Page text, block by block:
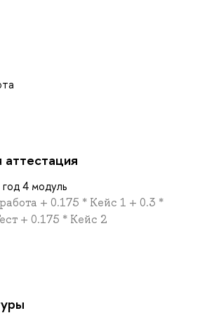
4 модуль
+ 0.175 * Кейс 1 + 0.3 *
+ 0.175 * Кейс 2